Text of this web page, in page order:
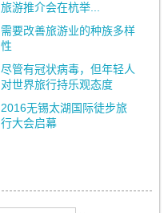
旅游推介会在杭举...
需要改善旅游业的种族多样
性
尽管有冠状病毒，但年轻人
对世界旅行持乐观态度
2016无锡太湖国际徒步旅
行大会启幕